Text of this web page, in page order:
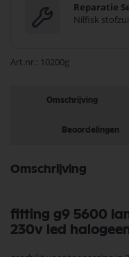
Reparatie
Nilfisk
Art.nr. 10200g
Omschrijving
Beoordelingen
Omschrijving
fitting g9 5600
230v led